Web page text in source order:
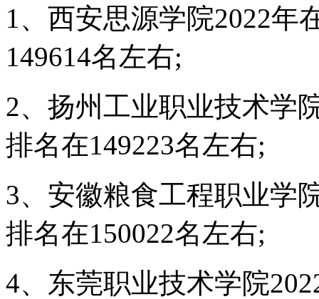
1、西安思源学院2022年
149614名左右;
2、扬州工业职业技术学
排名在149223名左右;
3、安徽粮食工程职业学
排名在150022名左右;
4、东莞职业技术学院